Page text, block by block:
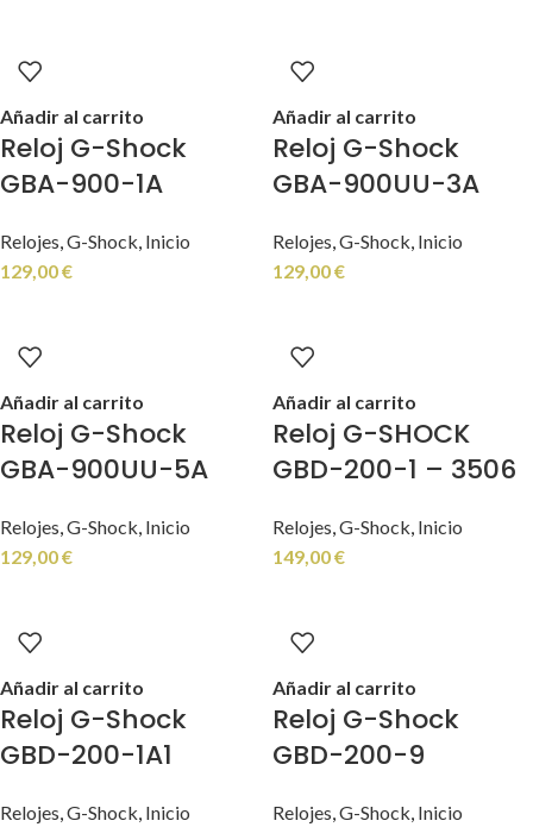
Añadir al carrito
Reloj G-Shock
GBA-900-1A
Relojes,G-Shock, Inicio
129,00€
Añadir al carrito
Reloj G-Shock
GBA-900UU-3A
Relojes,G-Shock, Inicio
129,00€
Añadir al carrito
Reloj G-Shock
GBA-900UU-5A
Relojes,G-Shock, Inicio
129,00€
Añadir al carrito
Reloj G-SHOCK
GBD-200-1 – 3506
Relojes,G-Shock, Inicio
149,00€
Añadir al carrito
Reloj G-Shock
GBD-200-1A1
Relojes,G-Shock, Inicio
Añadir al carrito
Reloj G-Shock
GBD-200-9
Relojes,G-Shock, Inicio